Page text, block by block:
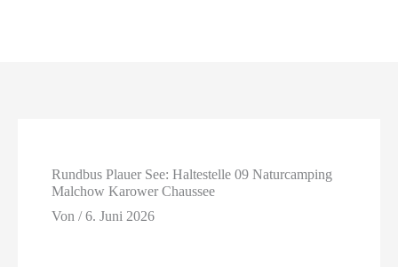
Rundbus Plauer See: Haltestelle 09 Naturcamping
Malchow Karower Chaussee
Von/6. Juni 2026